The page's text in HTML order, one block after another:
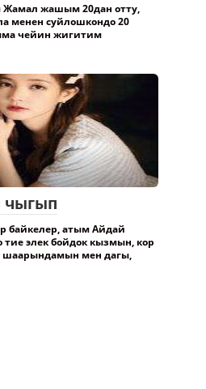
жашым 20дан отту,
менен суйлошкондо 20
чейин жигитим
чыгып
байкелер, атым Айдай
элек бойдок кызмын, кор
шаарындамын мен дагы,